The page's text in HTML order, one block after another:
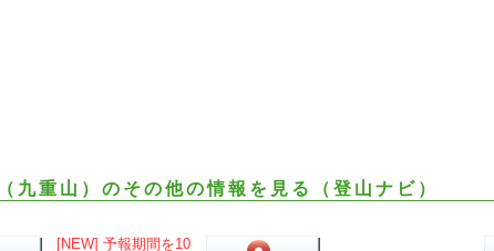
九重山）のその他の情報を見る（登山ナビ）
[NEW] 予報期間を10